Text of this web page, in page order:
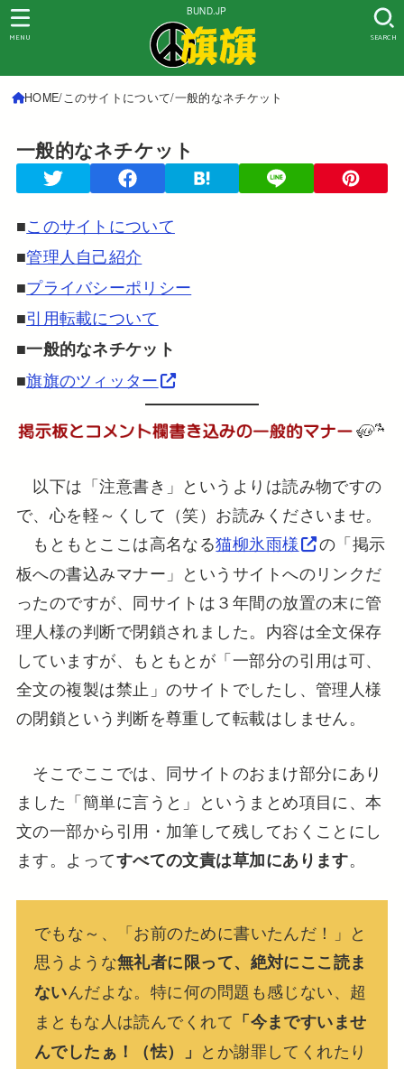
BUND.JP
SEARCH
MENU
HOME このサイトについて 一般的なネチケット
一般的なネチケット
■このサイトについて
■管理人自己紹介
■プライバシーポリシー
■引用転載について
■一般的なネチケット
■旗旗のツィッター
以下は「注意書き」というよりは読み物ですの
で、心を軽～くして（笑）お読みくださいませ。
もともとここは高名なる猫柳氷雨様
の「掲示
板への書込みマナー」というサイトへのリンクだ
ったのですが、同サイトは３年間の放置の末に管
理人様の判断で閉鎖されました。内容は全文保存
していますが、もともとが「一部分の引用は可、
全文の複製は禁止」のサイトでしたし、管理人様
の閉鎖という判断を尊重して転載はしません。
そこでここでは、同サイトのおまけ部分にあり
ました「簡単に言うと」というまとめ項目に、本
文の一部から引用・加筆して残しておくことにし
ます。よってすべての文責は草加にあります。
でもな～、「お前のために書いたんだ！」と
思うような無礼者に限って、絶対にここ読ま
ないんだよな。特に何の問題も感じない、超
まともな人は読んでくれて 「今まですいませ
んでしたぁ！（怯）」 とか謝罪してくれたり